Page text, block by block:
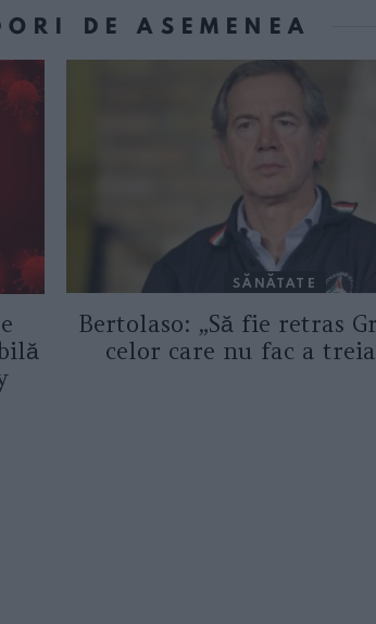
DE ASEMENEA
SĂNĂTATE
Bertolaso: „Să fie retras
celor care nu fac a treia